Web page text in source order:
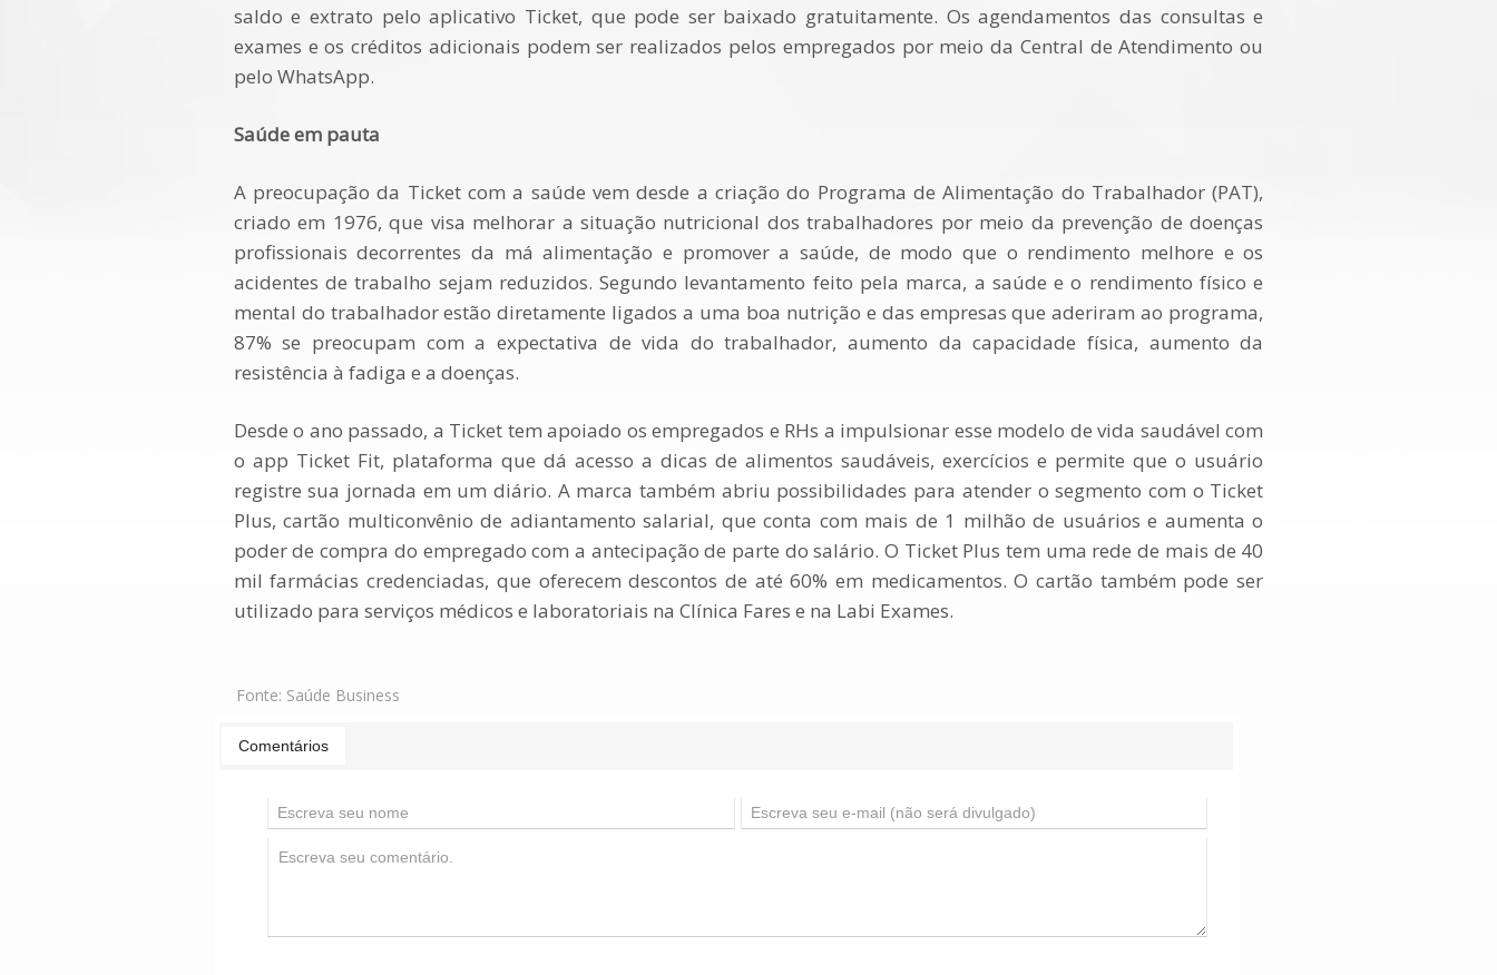
saldo e extrato pelo aplicativo Ticket, que pode ser baixado gratuitamente. Os agendamentos das consultas e
exames e os créditos adicionais podem ser realizados pelos empregados por meio da Central de Atendimento ou
pelo WhatsApp.
Saúde em pauta
A preocupação da Ticket com a saúde vem desde a criação do Programa de Alimentação do Trabalhador (PAT),
criado em 1976, que visa melhorar a situação nutricional dos trabalhadores por meio da prevenção de doenças
profissionais decorrentes da má alimentação e promover a saúde, de modo que o rendimento melhore e os
acidentes de trabalho sejam reduzidos. Segundo levantamento feito pela marca, a saúde e o rendimento físico e
mental do trabalhador estão diretamente ligados a uma boa nutrição e das empresas que aderiram ao programa,
87% se preocupam com a expectativa de vida do trabalhador, aumento da capacidade física, aumento da
resistência à fadiga e a doenças.
Desde o ano passado, a Ticket tem apoiado os empregados e RHs a impulsionar esse modelo de vida saudável com
o app Ticket Fit, plataforma que dá acesso a dicas de alimentos saudáveis, exercícios e permite que o usuário
registre sua jornada em um diário. A marca também abriu possibilidades para atender o segmento com o Ticket
Plus, cartão multiconvênio de adiantamento salarial, que conta com mais de 1 milhão de usuários e aumenta o
poder de compra do empregado com a antecipação de parte do salário. O Ticket Plus tem uma rede de mais de 40
mil farmácias credenciadas, que oferecem descontos de até 60% em medicamentos. O cartão também pode ser
utilizado para serviços médicos e laboratoriais na Clínica Fares e na Labi Exames.
Fonte: Saúde Business
Comentários